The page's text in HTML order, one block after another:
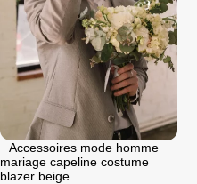
Accessoires mode homme
mariage capeline costume
blazer beige